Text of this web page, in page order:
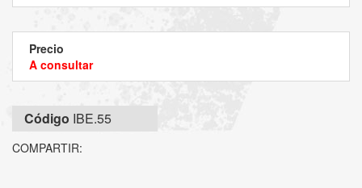
Precio
A consultar
Código IBE.55
COMPARTIR: